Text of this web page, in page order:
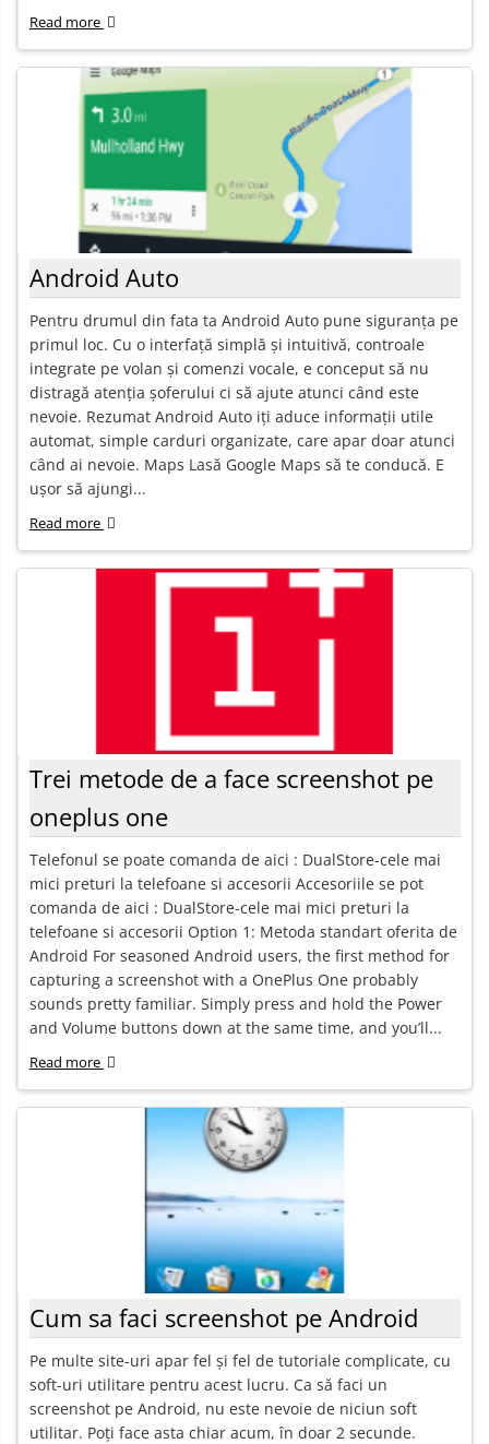
Read more
Android Auto
Pentru drumul din fata ta Android Auto pune siguranța pe
primul loc. Cu o interfață simplă și intuitivă, controale
integrate pe volan și comenzi vocale, e conceput să nu
distragă atenția șoferului ci să ajute atunci când este
nevoie. Rezumat Android Auto iți aduce informații utile
automat, simple carduri organizate, care apar doar atunci
când ai nevoie. Maps Lasă Google Maps să te conducă. E
ușor să ajungi...
Read more
Trei metode de a face screenshot pe
oneplus one
Telefonul se poate comanda de aici : DualStore-cele mai
mici preturi la telefoane si accesorii Accesoriile se pot
comanda de aici : DualStore-cele mai mici preturi la
telefoane si accesorii Option 1: Metoda standart oferita de
Android For seasoned Android users, the first method for
capturing a screenshot with a OnePlus One probably
sounds pretty familiar. Simply press and hold the Power
and Volume buttons down at the same time, and you’ll...
Read more
Cum sa faci screenshot pe Android
Pe multe site-uri apar fel și fel de tutoriale complicate, cu
soft-uri utilitare pentru acest lucru. Ca să faci un
screenshot pe Android, nu este nevoie de niciun soft
utilitar. Poți face asta chiar acum, în doar 2 secunde.